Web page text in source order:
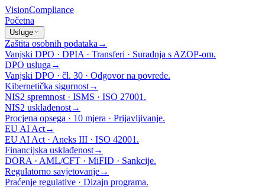
VisionCompliance
Početna
Usluge
Zaštita osobnih podataka →
Vanjski DPO · DPIA · Transferi · Suradnja s AZOP-om.
DPO usluga →
Vanjski DPO · čl. 30 · Odgovor na povrede.
Kibernetička sigurnost→
NIS2 spremnost · ISMS · ISO 27001.
NIS2 usklađenost→
Procjena opsega · 10 mjera · Prijavljivanje.
EU AI Act→
EU AI Act · Aneks III · ISO 42001.
Financijska usklađenost→
DORA · AML/CFT · MiFID · Sankcije.
Regulatorno savjetovanje→
Praćenje regulative · Dizajn programa.